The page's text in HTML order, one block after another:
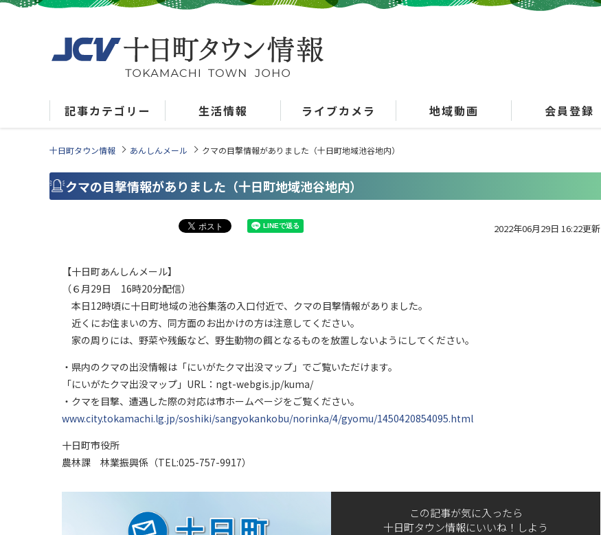
記事カテゴリー 生活情報 ライブカメラ 地域動画 会員登録
十日町タウン情報 あんしんメール クマの目撃情報がありました（十日町地域池谷地内）
クマの目撃情報がありました（十日町地域池谷地内）
2022年06月29日 16:22更新
【十日町あんしんメール】
（６月29日 16時20分配信）
本日12時頃に十日町地域の池谷集落の入口付近で、クマの目撃情報がありました。
近くにお住まいの方、同方面のお出かけの方は注意してください。
家の周りには、野菜や残飯など、野生動物の餌となるものを放置しないようにしてください。
・県内のクマの出没情報は「にいがたクマ出没マップ」でご覧いただけます。
「にいがたクマ出没マップ」URL：ngt-webgis.jp/kuma/
・クマを目撃、遭遇した際の対応は市ホームページをご覧ください。
www.city.tokamachi.lg.jp/soshiki/sangyokankobu/norinka/4/gyomu/1450420854095.html
十日町市役所
農林課 林業振興係（TEL:025-757-9917）
この記事が気に入ったら
十日町タウン情報にいいね！しよう